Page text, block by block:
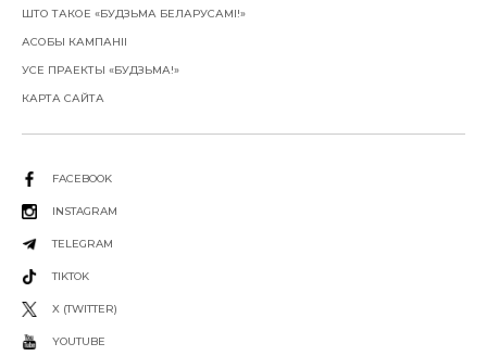
ШТО ТАКОЕ «БУДЗЬМА БЕЛАРУСАМІ!»
АСОБЫ КАМПАНІІ
УСЕ ПРАЕКТЫ «БУДЗЬМА!»
КАРТА САЙТА
FACEBOOK
INSTAGRAM
TELEGRAM
TIKTOK
X (TWITTER)
YOUTUBE